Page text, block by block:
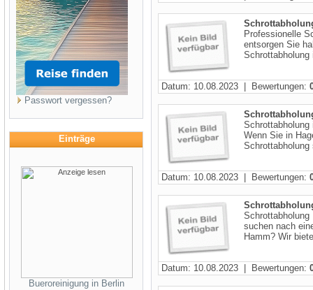
Passwort vergessen?
Einträge
Bueroreinigung in Berlin
Professionelle
entsorgen Sie
Datum: 10.08.2023 | Bewertungen:
Wenn Sie in
Datum: 10.08.2023 | Bewertungen:
suchen nach
Hamm? Wir
Datum: 10.08.2023 | Bewertungen: